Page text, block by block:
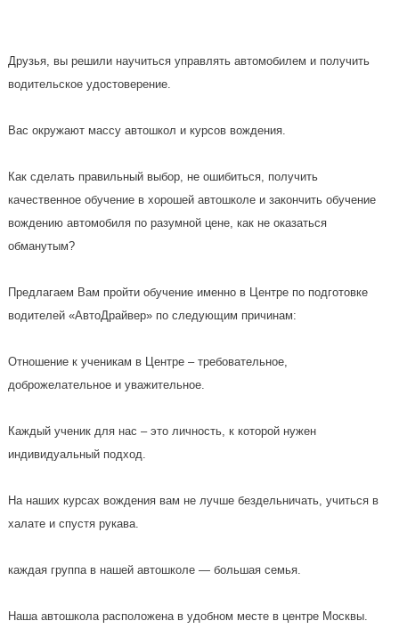
Друзья, вы решили научиться управлять автомобилем и получить
водительское удостоверение.
Вас окружают массу автошкол и курсов вождения.
Как сделать правильный выбор, не ошибиться, получить
качественное обучение в хорошей автошколе и закончить обучение
вождению автомобиля по разумной цене, как не оказаться
обманутым?
Предлагаем Вам пройти обучение именно в Центре по подготовке
водителей «АвтоДрайвер» по следующим причинам:
Отношение к ученикам в Центре – требовательное,
доброжелательное и уважительное.
Каждый ученик для нас – это личность, к которой нужен
индивидуальный подход.
На наших курсах вождения вам не лучше бездельничать, учиться в
халате и спустя рукава.
каждая группа в нашей автошколе — большая семья.
Наша автошкола расположена в удобном месте в центре Москвы.